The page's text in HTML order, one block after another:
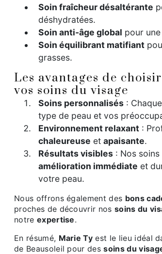
Soin fraîcheur désaltérante
déshydratées.
Soin anti-âge global pour
Soin équilibrant matifiant
grasses.
Les avantages de
vos soins du visage
Soins personnalisés :
type de peau et vos
Environnement relaxant :
chaleureuse et apaisante.
Résultats visibles : Nos
amélioration immédiate et
votre peau.
Nous offrons également des bons
proches de découvrir nossoins du
notre expertise.
En résumé, Marie Ty est le lieu idéal
de Beausoleil pour dessoins du